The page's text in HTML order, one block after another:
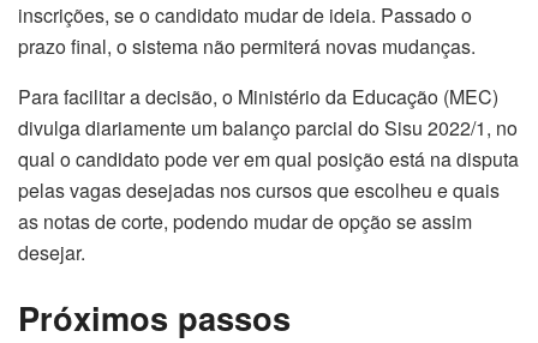
inscrições, se o candidato mudar de ideia. Passado o
prazo final, o sistema não permiterá novas mudanças.
Para facilitar a decisão, o Ministério da Educação (MEC)
divulga diariamente um balanço parcial do Sisu 2022/1, no
qual o candidato pode ver em qual posição está na disputa
pelas vagas desejadas nos cursos que escolheu e quais
as notas de corte, podendo mudar de opção se assim
desejar.
Próximos passos